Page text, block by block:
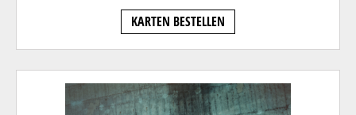
KARTEN BESTELLEN